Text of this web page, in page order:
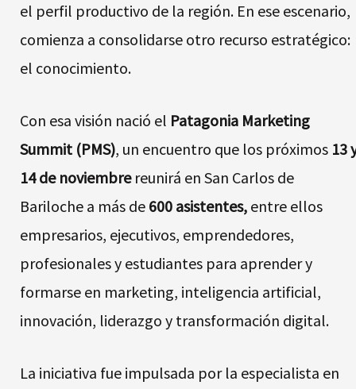
el perfil productivo de la región. En ese escenario,
comienza a consolidarse otro recurso estratégico:
el conocimiento.
Con esa visión nació el Patagonia Marketing
Summit (PMS), un encuentro que los próximos 13
14 de noviembrereunirá en San Carlos de
Bariloche a más de 600 asistentes, entre ellos
empresarios, ejecutivos, emprendedores,
profesionales y estudiantes para aprender y
formarse en marketing, inteligencia artificial,
innovación, liderazgo y transformación digital.
La iniciativa fue impulsada por la especialista en